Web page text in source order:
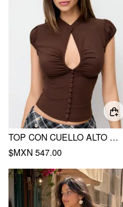
TOP CON CUELLO ALTO ELÁSTICO, MANGA ABULLONADA Y CORTE FRUNCIDO
$MXN 547.00